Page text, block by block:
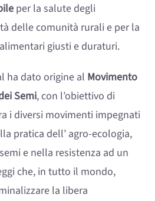
per la salute degli
delle comunità rurali e per la
giusti e duraturi.
ha dato origine al Movimento
Semi, con l’obiettivo di
i diversi movimenti impegnati
pratica dell’ agro-ecologia,
e nella resistenza ad un
che, in tutto il mondo,
la libera